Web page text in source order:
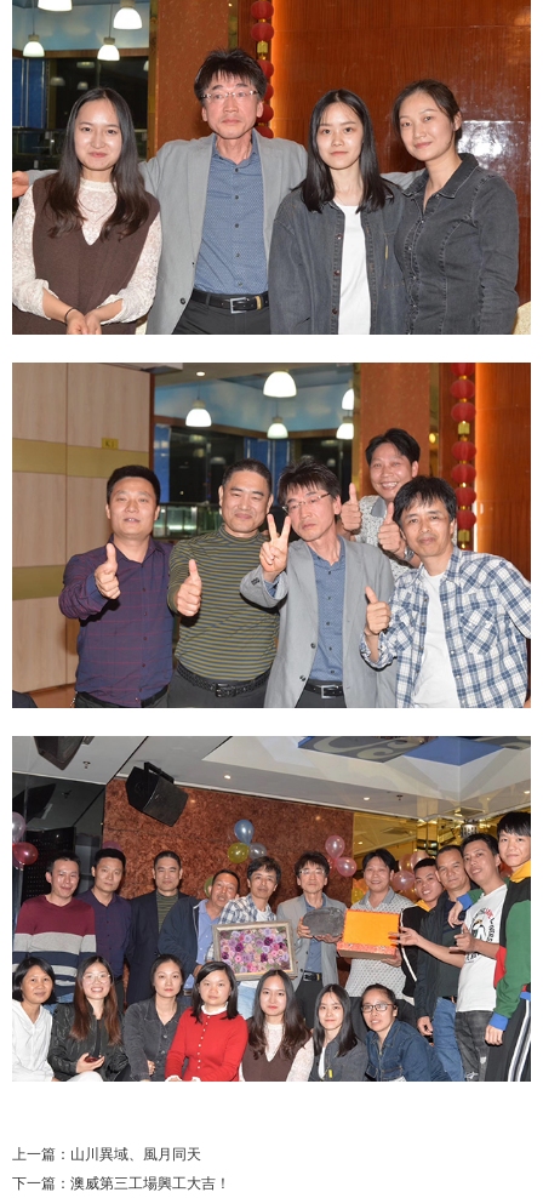
上一篇： 山川異域、風月同天
下一篇： 澳威第三工場興工大吉！